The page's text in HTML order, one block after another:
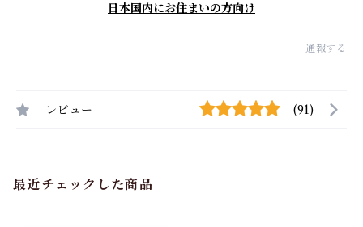
日本国内にお住まいの方向け
通報する
レビュー (91)
最近チェックした商品